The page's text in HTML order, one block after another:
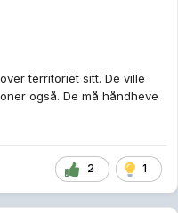
territoriet sitt. De ville
også. De må håndheve
2 1